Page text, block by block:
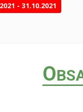
-31.10.2021
O